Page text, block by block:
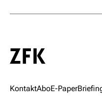
KontaktAboE-Paper